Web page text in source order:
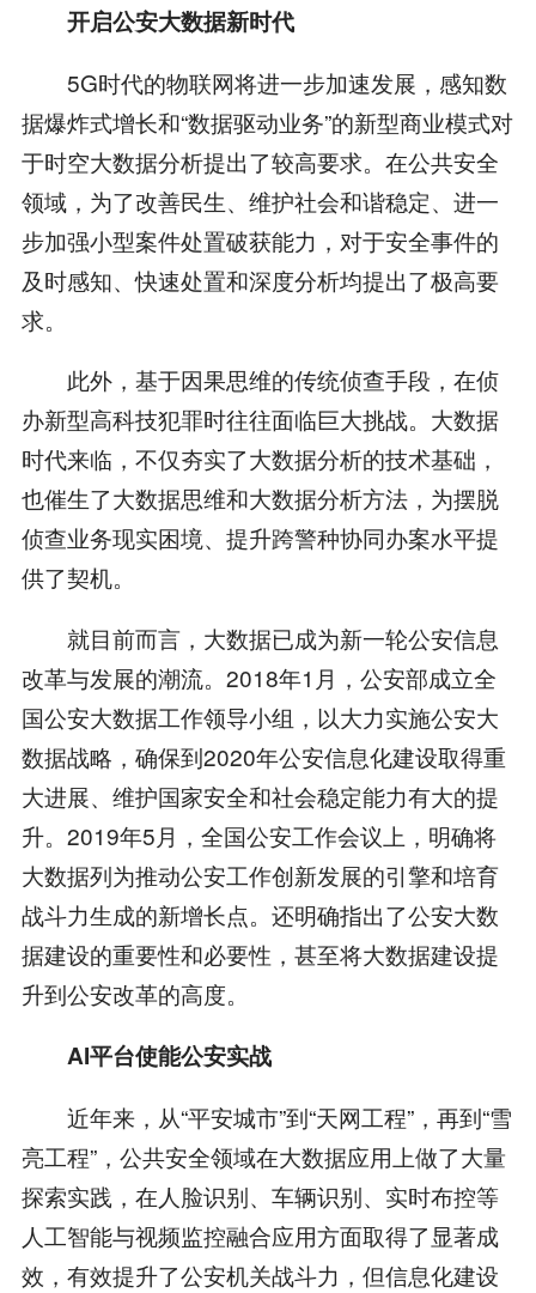
开启公安大数据新时代
5G时代的物联网将进一步加速发展，感知数
据爆炸式增长和“数据驱动业务”的新型商业模式对
于时空大数据分析提出了较高要求。在公共安全
领域，为了改善民生、维护社会和谐稳定、进一
步加强小型案件处置破获能力，对于安全事件的
及时感知、快速处置和深度分析均提出了极高要
求。
此外，基于因果思维的传统侦查手段，在侦
办新型高科技犯罪时往往面临巨大挑战。大数据
时代来临，不仅夯实了大数据分析的技术基础，
也催生了大数据思维和大数据分析方法，为摆脱
侦查业务现实困境、提升跨警种协同办案水平提
供了契机。
就目前而言，大数据已成为新一轮公安信息
改革与发展的潮流。2018年1月，公安部成立全
国公安大数据工作领导小组，以大力实施公安大
数据战略，确保到2020年公安信息化建设取得重
大进展、维护国家安全和社会稳定能力有大的提
升。2019年5月，全国公安工作会议上，明确将
大数据列为推动公安工作创新发展的引擎和培育
战斗力生成的新增长点。还明确指出了公安大数
据建设的重要性和必要性，甚至将大数据建设提
升到公安改革的高度。
AI平台使能公安实战
近年来，从“平安城市”到“天网工程”，再到“雪
亮工程”，公共安全领域在大数据应用上做了大量
探索实践，在人脸识别、车辆识别、实时布控等
人工智能与视频监控融合应用方面取得了显著成
效，有效提升了公安机关战斗力，但信息化建设